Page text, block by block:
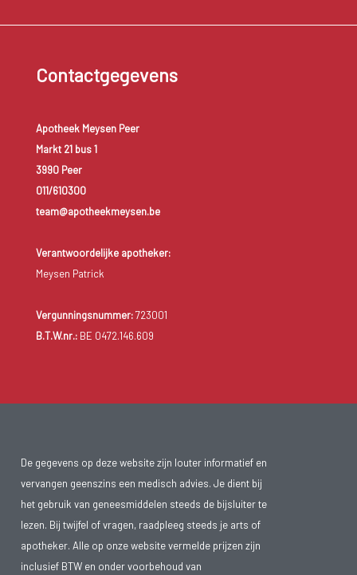
Contactgegevens
Apotheek Meysen Peer
Markt 21 bus 1
3990 Peer
011/610300
team@apotheekmeysen.be
Verantwoordelijke apotheker:
Meysen Patrick
Vergunningsnummer:723001
B.T.W.nr.:BE 0472.146.609
De gegevens op deze website zijn louter informatief en
vervangen geenszins een medisch advies. Je dient bij
het gebruik van geneesmiddelen steeds de bijsluiter te
lezen. Bij twijfel of vragen, raadpleeg steeds je arts of
apotheker. Alle op onze website vermelde prijzen zijn
inclusief BTW en onder voorbehoud van